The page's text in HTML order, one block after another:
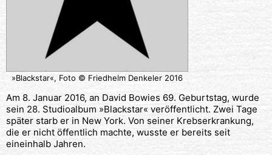
»Blackstar«, Foto © Friedhelm Denkeler 2016
Am 8. Januar 2016, an David Bowies 69. Geburtstag, wurde
sein 28. Studioalbum »Blackstar« veröffentlicht. Zwei Tage
später starb er in New York. Von seiner Krebserkrankung,
die er nicht öffentlich machte, wusste er bereits seit
eineinhalb Jahren.